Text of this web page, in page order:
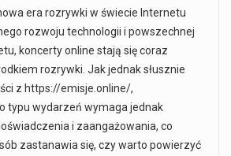
era rozrywki w świecie Internetu
rozwoju technologii i powszechnej
koncerty online stają się coraz
rozrywki. Jak jednak słusznie
z https://emisje.online/,
typu wydarzeń wymaga jednak
i zaangażowania, co
zastanawia się, czy warto powierzyć